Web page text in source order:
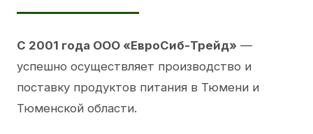
С 2001 года ООО «ЕвроСиб-Трейд» —
успешно осуществляет производство и
поставку продуктов питания в Тюмени и
Тюменской области.